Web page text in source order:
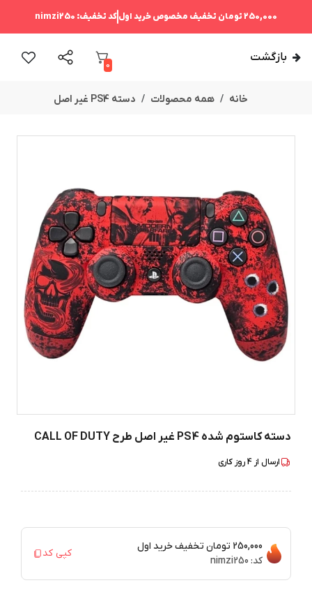
250,000 تومان تخفیف مخصوص خرید اولکد تخفیف: nimzi250
بازگشت
0
خانه همه محصولات دسته PS4 غیر اصل
دسته کاستوم شده PS4 غیر اصل طرح CALL OF DUTY
ارسال از 4روز کاری
250,000 تومان
تخفیف خرید اول
کد: nimzi250
کپی کد